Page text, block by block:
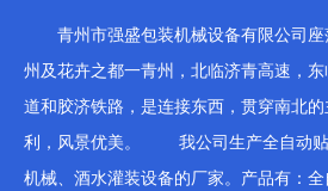
青州市强盛包装机械设备有限公司
州及花卉之都一青州，北临济青高速，
道和胶济铁路，是连接东西，贯穿南北
利，风景优美。 我公司生产全自动贴
机械、酒水灌装设备的厂家。产品有：